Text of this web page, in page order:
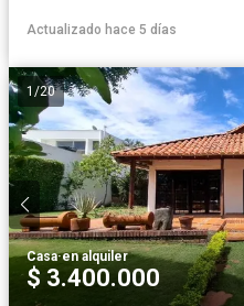
Actualizado hace 5 días
1 /20
Casa·en alquiler
$ 3.400.000